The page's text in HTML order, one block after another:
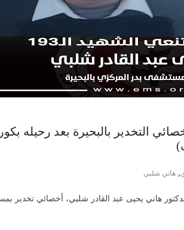
أخصائي التخدير بالبحيرة بعد رحيله
, هاني شلبي
هاني يحيى عبد القادر شلبي، أخصائي تخدير